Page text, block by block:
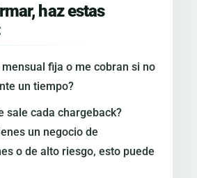
haz estas
fija o me cobran si no
un tiempo?
sale cada chargeback?
un negocio de
o de alto riesgo, esto puede